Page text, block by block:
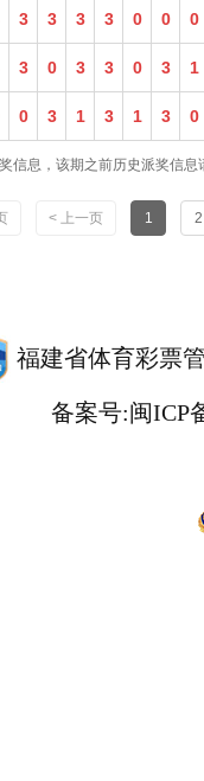
3 3 3 3 0 0 0
3 0 3 3 0 3 1
0 3 1 3 1 3 0
信息，该期之前历史派奖信
< 上一页 1 2
福建省体育彩票
备案号:闽ICP